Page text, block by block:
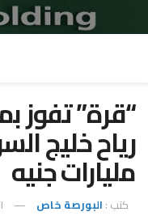
“قرة” تفوز
مليارات جنيه
كتب : البورصة خاص